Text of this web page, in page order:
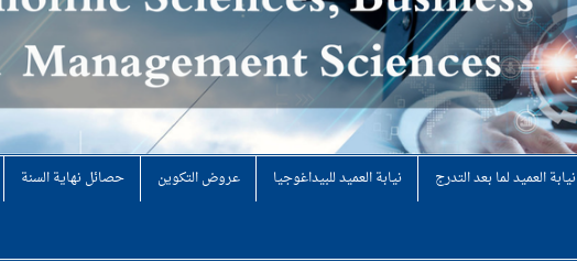
التجارية وعلوم التسييرنيابة العميد لما بعد التدرج نيابة العميد للبيداغوجيا عروض التكوين حصائل نهاية السنة